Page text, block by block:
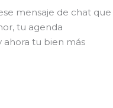
mensaje de chat que
tu agenda
ahora tu bien más